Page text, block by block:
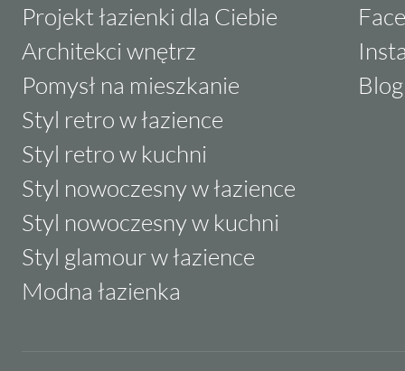
Projekt łazienki dla Ciebie
Architekci wnętrz
Pomysł na mieszkanie
Styl retro w łazience
Styl retro w kuchni
Styl nowoczesny w łazience
Styl nowoczesny w kuchni
Styl glamour w łazience
Modna łazienka
Blog